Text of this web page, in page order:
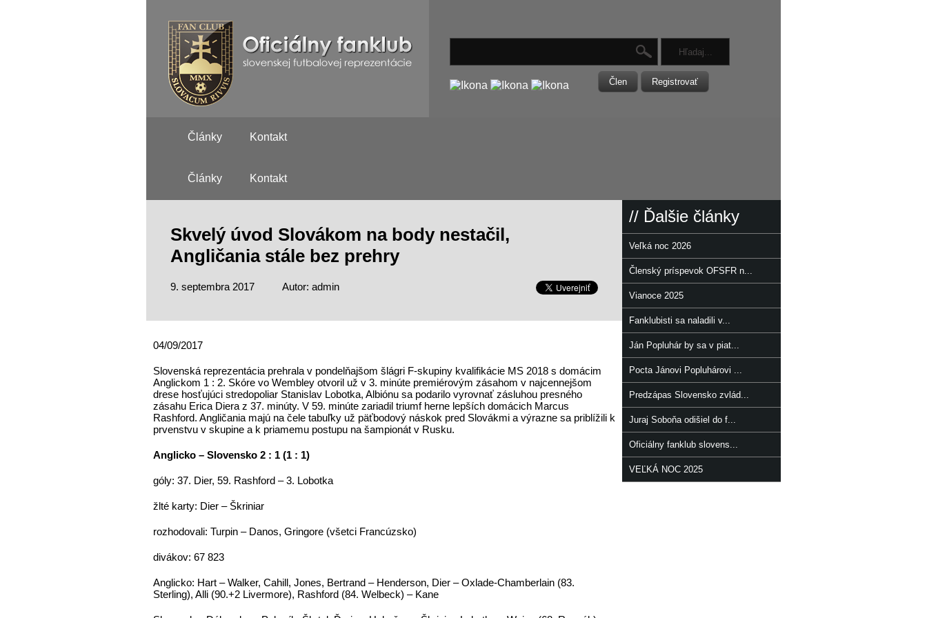
Člen Registrovať
Články Kontakt
Články Kontakt
Skvelý úvod Slovákom na body nestačil,
Angličania stále bez prehry
9. septembra 2017 Autor: admin
04/09/2017
Slovenská reprezentácia prehrala v pondelňajšom šlágri F-skupiny kvalifikácie MS 2018 s domácim
Anglickom 1 : 2. Skóre vo Wembley otvoril už v 3. minúte premiérovým zásahom v najcennejšom
drese hosťujúci stredopoliar Stanislav Lobotka, Albiónu sa podarilo vyrovnať zásluhou presného
zásahu Erica Diera z 37. minúty. V 59. minúte zariadil triumf herne lepších domácich Marcus
Rashford. Angličania majú na čele tabuľky už päťbodový náskok pred Slovákmi a výrazne sa priblížili k
prvenstvu v skupine a k priamemu postupu na šampionát v Rusku.
Anglicko – Slovensko 2 : 1 (1 : 1)
góly: 37. Dier, 59. Rashford – 3. Lobotka
žlté karty: Dier – Škriniar
rozhodovali: Turpin – Danos, Gringore (všetci Francúzsko)
divákov: 67 823
Anglicko: Hart – Walker, Cahill, Jones, Bertrand – Henderson, Dier – Oxlade-Chamberlain (83.
Sterling), Alli (90.+2 Livermore), Rashford (84. Welbeck) – Kane
// Ďalšie články
Veľká noc 2026
Členský príspevok OFSFR n...
Vianoce 2025
Fanklubisti sa naladili v...
Ján Popluhár by sa v piat...
Pocta Jánovi Popluhárovi ...
Predzápas Slovensko zvlád...
Juraj Soboňa odišiel do f...
Oficiálny fanklub slovens...
VEĽKÁ NOC 2025